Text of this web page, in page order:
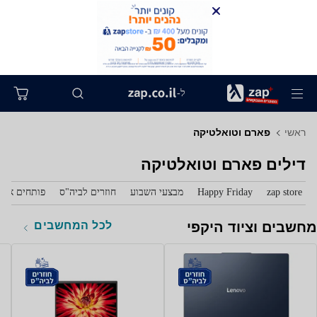
ל-
ראשי פארם וטואלטיקה
דילים פארם וטואלטיקה
zap store
Happy Friday מבצעי השבוע חוזרים לביה"ס פותחים את
מחשבים וציוד היקפי לכל המחשבים